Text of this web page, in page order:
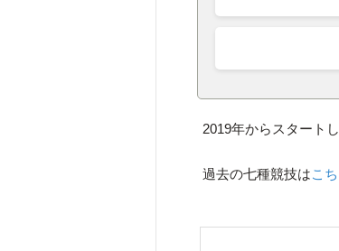
2019年からスタート
過去の七種競技はこ